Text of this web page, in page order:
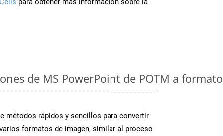
de MS PowerPoint de POTM a
métodos rápidos y sencillos para convertir
formatos de imagen, similar al proceso